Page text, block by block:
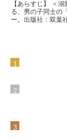
【あらすじ】 ＜
る、男の子同士の
ー。出版社：双葉